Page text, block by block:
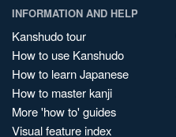
INFORMATION AND HELP
Kanshudo tour
How to use Kanshudo
How to learn Japanese
How to master kanji
More 'how to' guides
Visual feature index